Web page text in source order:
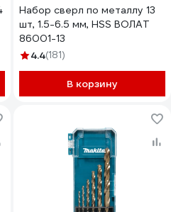
Набор сверл по металлу 13
шт, 1.5-6.5 мм, HSS ВОЛАТ
86001-13
4.4(181)
В корзину